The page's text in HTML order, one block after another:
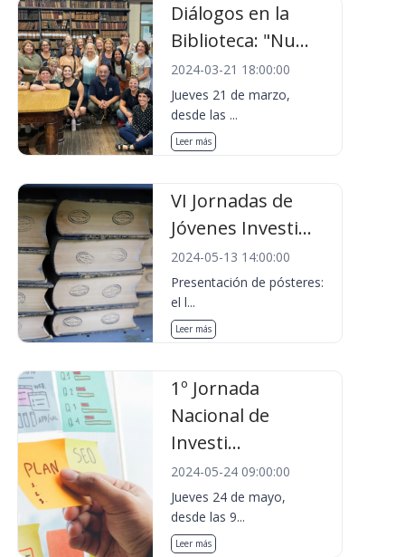
Diálogos en la
Biblioteca: "Nu...
2024-03-21 18:00:00
Jueves 21 de marzo,
desde las ...
Leer más
VI Jornadas de
Jóvenes Investi...
2024-05-13 14:00:00
Presentación de pósteres:
el l...
Leer más
1º Jornada
Nacional de
Investi...
2024-05-24 09:00:00
Jueves 24 de mayo,
desde las 9...
Leer más